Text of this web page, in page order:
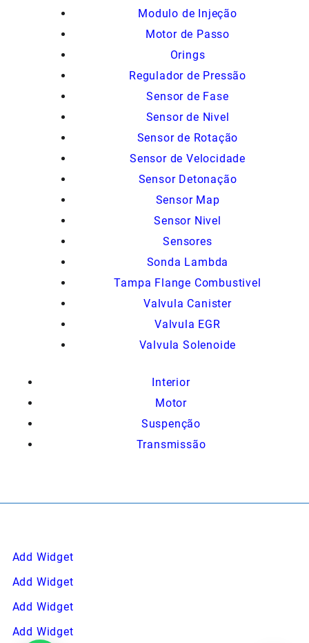
Modulo de Injeção
Motor de Passo
Orings
Regulador de Pressão
Sensor de Fase
Sensor de Nivel
Sensor de Rotação
Sensor de Velocidade
Sensor Detonação
Sensor Map
Sensor Nivel
Sensores
Sonda Lambda
Tampa Flange Combustivel
Valvula Canister
Valvula EGR
Valvula Solenoide
Interior
Motor
Suspenção
Transmissão
Add Widget
Add Widget
Add Widget
Add Widget